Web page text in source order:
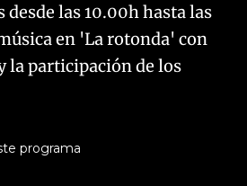
desde las 10.00h hasta las
en 'La rotonda' con
la participación de los
programa